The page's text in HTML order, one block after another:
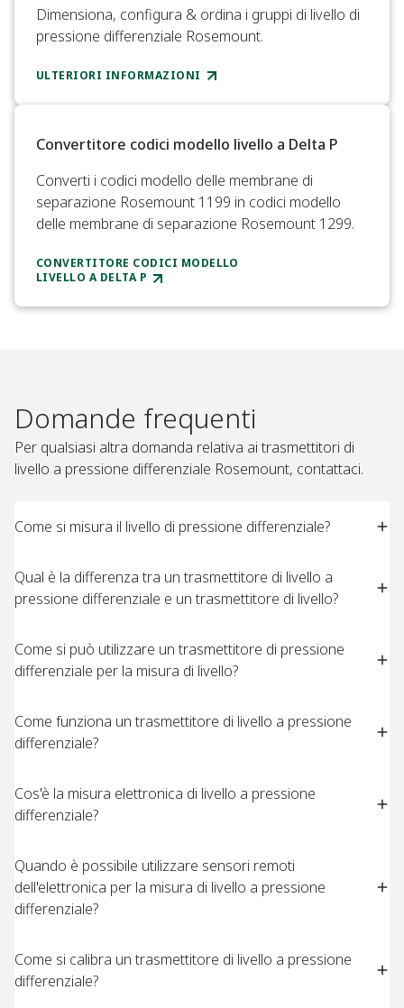
Dimensiona, configura & ordina i gruppi di livello di
pressione differenziale Rosemount.​
ULTERIORI INFORMAZIONI
Convertitore codici modello livello a Delta P​
Converti i codici modello delle membrane di
separazione Rosemount 1199 in codici modello
delle membrane di separazione Rosemount 1299.​
CONVERTITORE CODICI MODELLO
LIVELLO A DELTA P
Domande frequenti
Per qualsiasi altra domanda relativa ai trasmettitori di
livello a pressione differenziale Rosemount, contattaci.
Come si misura il livello di pressione differenziale? ​ ​
Qual è la differenza tra un trasmettitore di livello a
pressione differenziale e un trasmettitore di livello?​
Come si può utilizzare un trasmettitore di pressione
differenziale per la misura di livello?​
Come funziona un trasmettitore di livello a pressione
differenziale?​
Cos'è la misura elettronica di livello a pressione
differenziale?​ ​
Quando è possibile utilizzare sensori remoti
dell'elettronica per la misura di livello a pressione
differenziale?​ ​
Come si calibra un trasmettitore di livello a pressione
differenziale? ​ ​